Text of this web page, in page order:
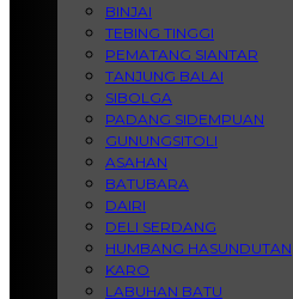
BINJAI
TEBING TINGGI
PEMATANG SIANTAR
TANJUNG BALAI
SIBOLGA
PADANG SIDEMPUAN
GUNUNGSITOLI
ASAHAN
BATUBARA
DAIRI
DELI SERDANG
HUMBANG HASUNDUTAN
KARO
LABUHAN BATU